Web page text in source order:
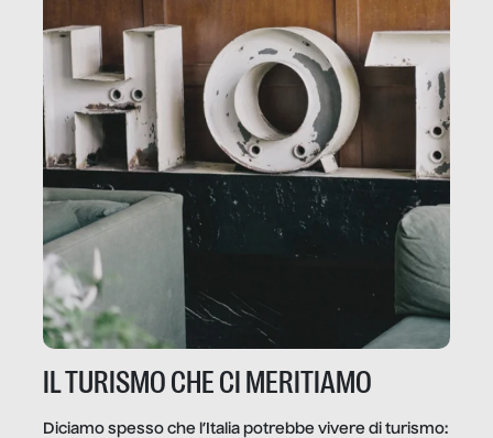
IL TURISMO CHE CI MERITIAMO
Diciamo spesso che l’Italia potrebbe vivere di turismo: